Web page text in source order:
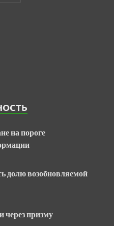
на пороге
долю возобновляемой
через призму